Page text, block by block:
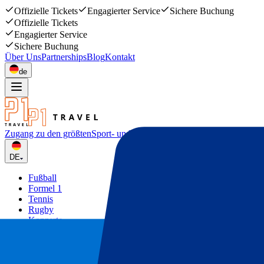
Offizielle Tickets Engagierter Service
Sichere Buchung
Offizielle Tickets
Engagierter Service
Sichere Buchung
Über UnsPartnershipsBlogKontakt
de
Zugang zu den größtenSport- und Musikevents
DE
Fußball
Formel 1
Tennis
Rugby
Konzerte